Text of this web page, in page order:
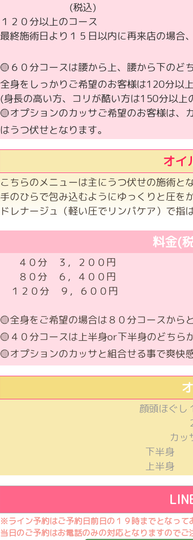
(税込)
１２０分以上のコース
最終施術日より１５日以内に再来店の場合
🟡６０分コースは腰から上、腰から下のど
全身をしっかりご希望のお客様は120分以
(身長の高い方、コリが酷い方は150分以上
🟡オプションのカッサご希望のお客様は、
はうつ伏せとなります。
オイ
こちらのメニューは主にうつ伏せの施術と
手のひらで包み込むようにゆっくりと圧を
ドレナージュ（軽い圧でリンパケア）で指
料金(
４０分 ３，２００円
８０分 ６，４００円
１２０分 ９，６００円
🟡全身をご希望の場合は８０分コースから
🟡４０分コースは上半身or下半身のどちら
🟡オプションのカッサと組合せる事で爽快
顔頭ほぐ
２０
カッ
下半身
上半
※ライン予約はご予約日前日の１９時までとなって
当日のご予約はお電話のみの対応となりますので